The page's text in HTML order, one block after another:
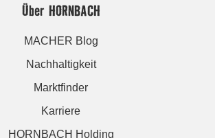
Über HORNBACH
MACHER Blog
Nachhaltigkeit
Marktfinder
Karriere
HORNBACH Holding